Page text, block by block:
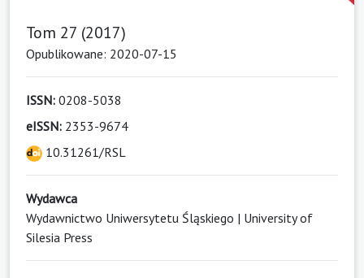
Tom 27 (2017)
Opublikowane: 2020-07-15
ISSN: 0208-5038
eISSN: 2353-9674
10.31261/RSL
Wydawca
Wydawnictwo Uniwersytetu Śląskiego | University of
Silesia Press